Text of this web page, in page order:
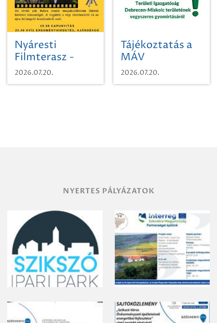
Nyáresti
Filmterasz -
Beugró a
Paradicsomba
2026.07.20.
Tájékoztatás a
MÁV
Pályaműködtetési
Zrt. Területi
2026.07.20.
NYERTES PÁLYÁZATOK